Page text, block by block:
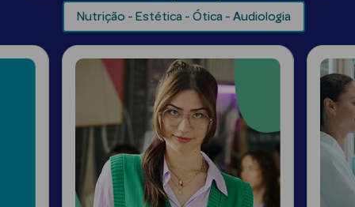
Estrias
Bronzeadores
Cuidados de
Cuidados de
Massajadores
Nutrição - Estética - Ótica - Audiologia